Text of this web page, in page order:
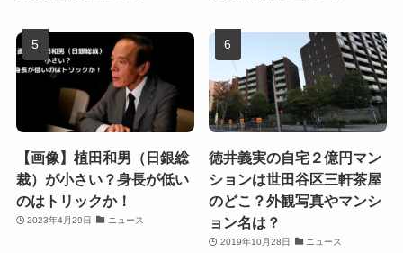
【画像】植田和男（日銀総
裁）が小さい？身長が低い
のはトリックか！
2023年4月29日 ニュース
徳井義実の自宅２億円マン
ションは世田谷区三軒茶屋
のどこ？外観写真やマンシ
ョン名は？
2019年10月28日 ニュース